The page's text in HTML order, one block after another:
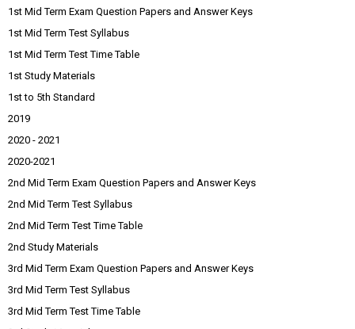
1st Mid Term Exam Question Papers and Answer Keys
1st Mid Term Test Syllabus
1st Mid Term Test Time Table
1st Study Materials
1st to 5th Standard
2019
2020 - 2021
2020-2021
2nd Mid Term Exam Question Papers and Answer Keys
2nd Mid Term Test Syllabus
2nd Mid Term Test Time Table
2nd Study Materials
3rd Mid Term Exam Question Papers and Answer Keys
3rd Mid Term Test Syllabus
3rd Mid Term Test Time Table